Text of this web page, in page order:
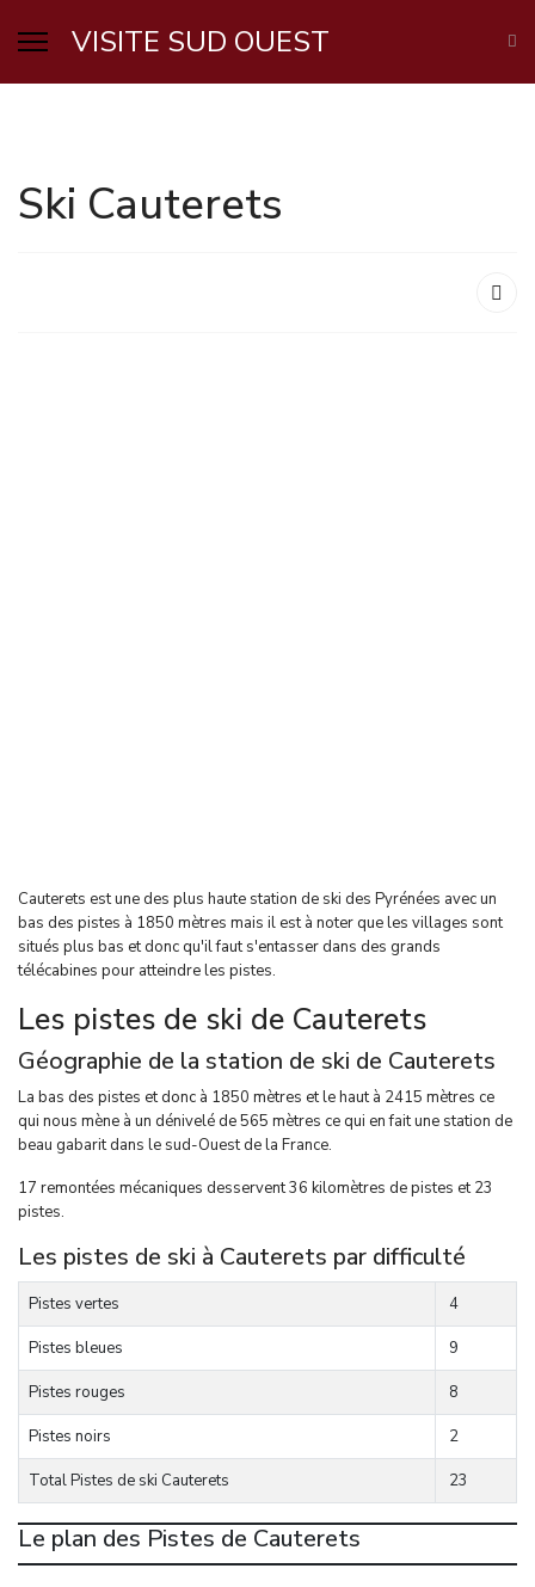
VISITE SUD OUEST
Ski Cauterets
Cauterets est une des plus haute station de ski des Pyrénées avec un
bas des pistes à 1850 mètres mais il est à noter que les villages sont
situés plus bas et donc qu'il faut s'entasser dans des grands
télécabines pour atteindre les pistes.
Les pistes de ski de Cauterets
Géographie de la station de ski de Cauterets
La bas des pistes et donc à 1850 mètres et le haut à 2415 mètres ce
qui nous mène à un dénivelé de 565 mètres ce qui en fait une station de
beau gabarit dans le sud-Ouest de la France.
17 remontées mécaniques desservent 36 kilomètres de pistes et 23
pistes.
Les pistes de ski à Cauterets par difficulté
Pistes vertes 4
Pistes bleues 9
Pistes rouges 8
Pistes noirs 2
Total Pistes de ski Cauterets 23
Le plan des Pistes de Cauterets